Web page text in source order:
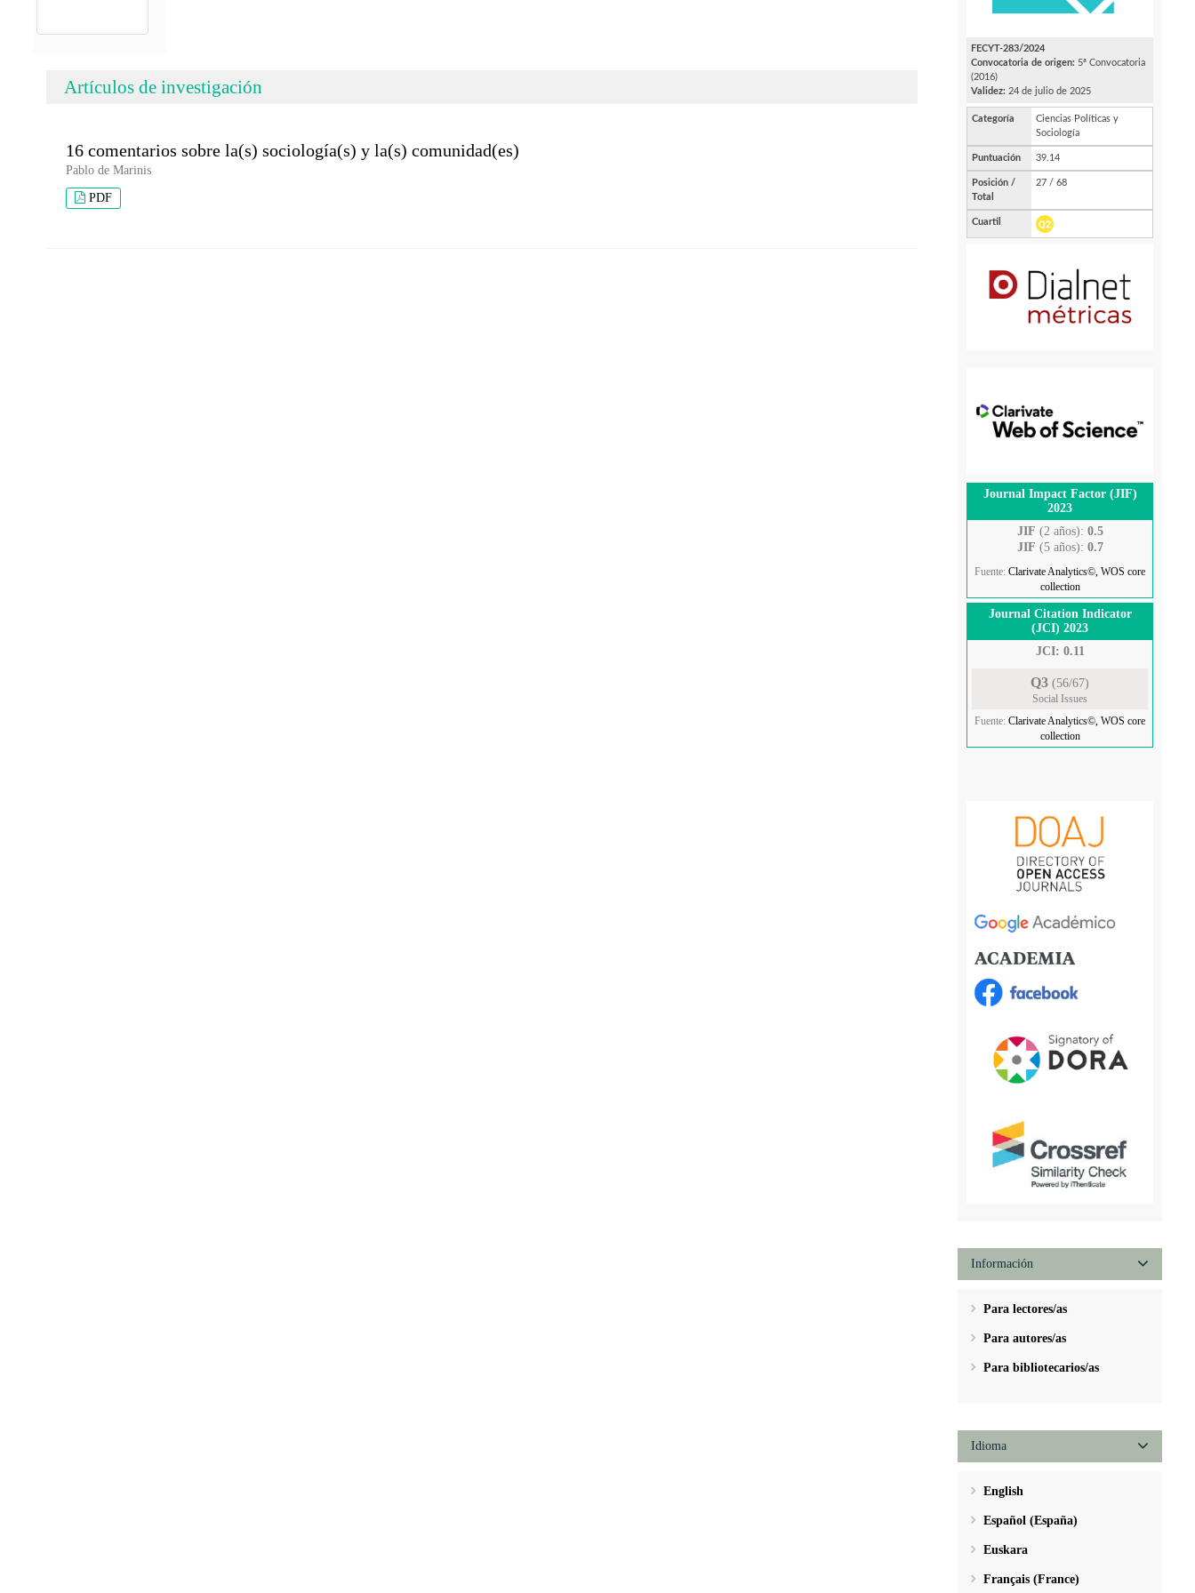
Artículos de investigación
16 comentarios sobre la(s) sociología(s) y la(s) comunidad(es)
Pablo de Marinis
PDF
Journal Impact Factor (JIF)
2023
JIF (2 años): 0.5
JIF (5 años): 0.7
Fuente: Clarivate Analytics©, WOS core
collection
Journal Citation Indicator
(JCI) 2023
JCI: 0.11
Q3 (56/67)
Social Issues
Fuente: Clarivate Analytics©, WOS core
collection
Información
Para lectores/as
Para autores/as
Para bibliotecarios/as
Idioma
English
Español (España)
Euskara
Français (France)